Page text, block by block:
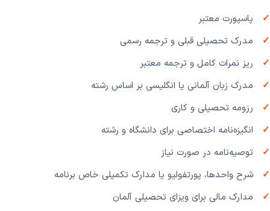
پاسپورت معتبر
مدرک تحصیلی قبلی و ترجمه رسمی
ریز نمرات کامل و ترجمه معتبر
مدرک زبان آلمانی یا انگلیسی بر اساس رشته
رزومه تحصیلی و کاری
انگیزه‌نامه اختصاصی برای دانشگاه و رشته
توصیه‌نامه در صورت نیاز
شرح واحدها، پورتفولیو یا مدارک تکمیلی خاص برنامه
مدارک مالی برای ویزای تحصیلی آلمان